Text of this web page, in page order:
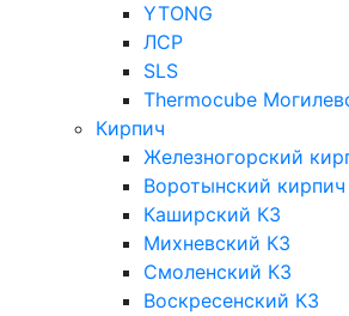
YTONG
ЛСР
SLS
Thermocube
Кирпич
Железногорский
Воротынский кирпич
Каширский КЗ
Михневский КЗ
Смоленский КЗ
Воскресенский КЗ